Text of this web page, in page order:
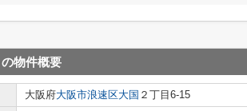
の物件概要
大阪府大阪市浪速区大国 ２丁目6-15